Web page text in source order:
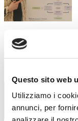
Questo sito web
Utilizziamo i
annunci, per
28 Luglio 2026